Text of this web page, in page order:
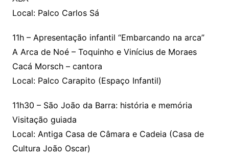
Local: Palco Carlos Sá
11h – Apresentação infantil “Embarcando na arca”
A Arca de Noé – Toquinho e Vinícius de Moraes
Cacá Morsch – cantora
Local: Palco Carapito (Espaço Infantil)
11h30 – São João da Barra: história e memória
Visitação guiada
Local: Antiga Casa de Câmara e Cadeia (Casa de
Cultura João Oscar)